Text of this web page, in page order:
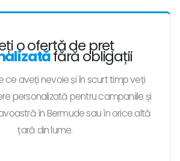
o ofertă de preț
fără obligații
ce aveți nevoie și în scurt timp veți
personalizată pentru campaniile și
în Bermude sau în orice altă
țară din lume.